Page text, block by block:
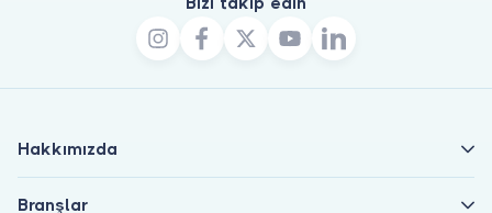
Hakkımızda
Branşlar